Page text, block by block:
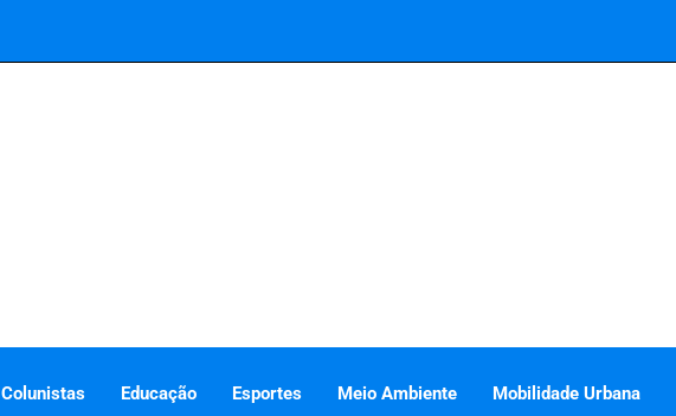
Colunistas Educação Esportes Meio Ambiente Mobilidade Urbana